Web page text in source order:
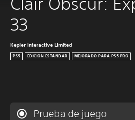
33
Kepler Interactive Limited
PS5 EDICIÓN ESTÁNDAR MEJORADO PARA PS5 PRO
Prueba de juego